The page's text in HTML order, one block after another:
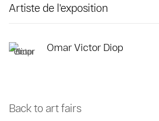
Artiste de l'exposition
Omar Victor Diop
Back to art fairs